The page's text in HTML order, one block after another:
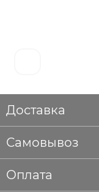
Доставка
Самовывоз
Оплата